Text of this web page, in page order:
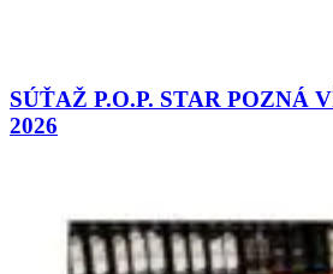
SÚŤAŽ P.O.P. STAR POZNÁ
2026